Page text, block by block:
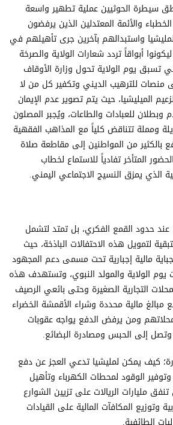
سيطرة الحوثيين عملية تطهير واسعة
والأئمة المعتدلين الذين يرفضون
واستبدالهم بآخرين جرى تأهيلهم في
أبواقاً تردد شعارات الولاية والصرخة
تسبق يوم الولاية تحول وزارة الأوقاف
منصات للترهيب الديني وتكفير كل من لا
الميليشيا، حيث يتم تصوير عدم الإيمان
وبطلان للعبادات والطاعات، ويُجبر المصلون
ومملة تتناقض كلياً مع المذاهب الفقهية
بالكثير من المواطنين إلى مقاطعة صلاة
المتأخر تفادياً للاستماع لخطاب
الذي يمزق النسيج الاجتماعي اليمني.
عند حدود القمع الفكري، بل تمتد لتشمل
لتمويل هذه الاحتفالات الباذخة، حيث
مالية إجبارية تحت مسمى دعم المجهود
يوم الولاية والمولد النبوي، وتستهدف هذه
التجارية الصغيرة وحتى بائعي الرصيف
مبالغ مالية محددة وشراء الأقمشة الخضراء
ومن يرفض الدفع يواجه عقوبات
وتصل إلى الحبس ومصادرة البضائع.
كيف يمكن لمليشيا تدعي العجز عن دفع
الوقود لمحطات الكهرباء وتأهيل
مليارات الريالات على تزيين الشوارع
وتوزيع المكافآت المالية على القيادات